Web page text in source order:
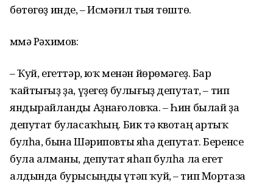
бөтөгөҙ инде, – Исмәғил тыя төштө.
Әммә Рәхимов:
– Ҡуй, егеттәр, юҡ менән йөрөмәгеҙ. Бар
ҡайтығыҙ ҙа, үҙегеҙ бу­лығыҙ депутат, – тип
яндырайланды Аҙнағоловҡа. – Һин былай ҙа
депутат буласаҡһың. Бик тә квотаң артыҡ
булһа, бына Шәриповты яһа депутат. Беренсе
була алманы, депутат яһап булһа ла егет
алдында бурысыңды үтәп ҡуй, – тип Мортаза